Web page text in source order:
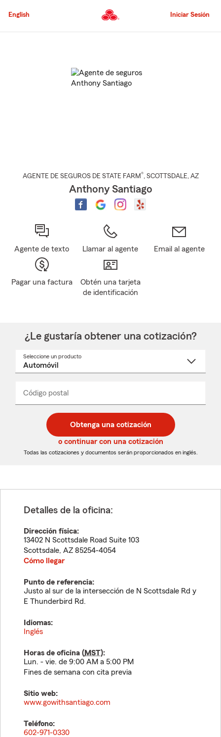
al
principal
English Iniciar Sesión
AGENTE DE SEGUROS DE STATE FARM®, SCOTTSDALE, AZ
Anthony Santiago
Agente de texto Llamar al agente Email al agente
Pagar una factura
Obtén una tarjeta
de identificación
¿Le gustaría obtener una cotización?
Seleccione un producto
desplegable
Código postal
de
5
dígitos
de
5
dígitos
_____
Obtenga una cotización
o continuar con una cotización
Todas las cotizaciones y documentos serán proporcionados en inglés.
Detalles de la oficina:
Dirección física:
13402 N Scottsdale Road Suite 103
Scottsdale, AZ 85254-4054
Cómo llegar
Punto de referencia:
Justo al sur de la intersección de N Scottsdale Rd y
E Thunderbird Rd.
Idiomas:
Inglés
Horas de oficina (MST):
Lun. - vie. de 9:00 AM a 5:00 PM
Fines de semana con cita previa
Sitio web:
www.gowithsantiago.com
Teléfono:
602-971-0330